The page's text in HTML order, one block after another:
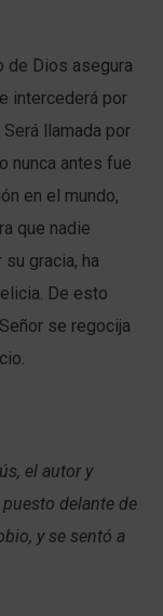
de Dios asegura
intercederá por
llamada por
nunca antes fue
en el mundo,
que nadie
gracia, ha
De esto
se regocija
el autor y
delante de
y se sentó a